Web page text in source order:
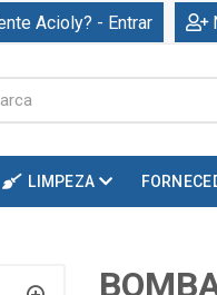
Acioly? - Entrar
LIMPEZA